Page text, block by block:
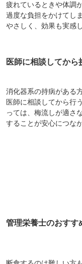
疲れているときや体調
過度な負担をかけてし
やさしく、効果も実感
医師に相談してから
消化器系の持病がある
医師に相談してから行
っては、梅流しが適さ
することが安心につな
管理栄養士のおすす